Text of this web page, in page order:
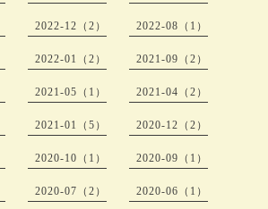
2022-12（2） 2022-08（1）
2022-01（2） 2021-09（2）
2021-05（1） 2021-04（2）
2021-01（5） 2020-12（2）
2020-10（1） 2020-09（1）
2020-07（2） 2020-06（1）